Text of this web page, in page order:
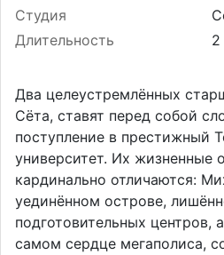
Студия
Длительность
2
Два целеустремлённых
Сёта, ставят перед собой
поступление в престижный
университет. Их жизненные
кардинально отличаются:
уединённом острове,
подготовительных центров,
самом сердце мегаполиса,